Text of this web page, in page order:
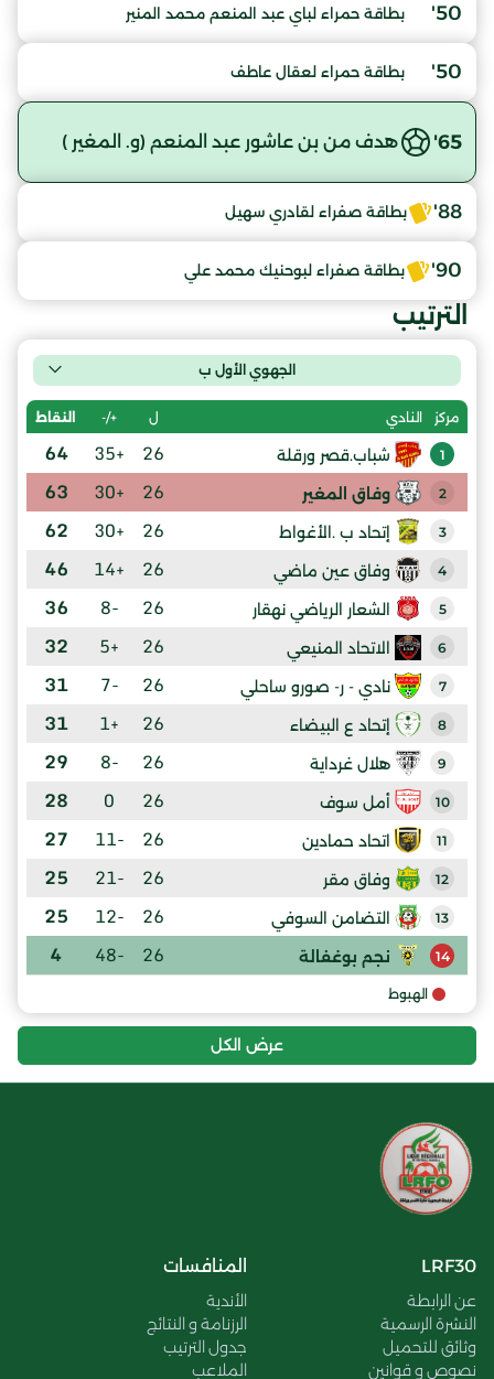
50' بطاقة حمراء لباي عبد المنعم محمد المنير
50' بطاقة حمراء لعقال عاطف
65' هدف من بن عاشور عبد المنعم (و. المغير )
88' بطاقة صفراء لقادري سهيل
90' بطاقة صفراء لبوحنيك محمد علي
الترتيب
الجهوي الأول ب
مركز النادي ل +/- النقاط
1 شباب.قصر ورقلة 26
+35
64
2 وفاق المغير 26
+30
63
3 إتحاد ب .الأغواط 26
+30
62
4 وفاق عين ماضي 26
+14
46
5 الشعار الرياضي نهقار 26
-8
36
6 الاتحاد المنيعي 26
+5
32
7 نادي - ر- صورو ساحلي 26
-7
31
8 إتحاد ع البيضاء 26
+1
31
9 هلال غرداية 26
-8
29
10 أمل سوف 26
0
28
11 اتحاد حمادين 26
-11
27
12 وفاق مقر 26
-21
25
13 التضامن السوفي 26
-12
25
14 نجم بوغفالة 26
-48
4
الهبوط
عرض الكل
LRF30
عن الرابطة
النشرة الرسمية
وثائق للتحميل
نصوص و قوانين
المنافسات
الأندية
الرزنامة و النتائج
جدول الترتيب
الملاعب